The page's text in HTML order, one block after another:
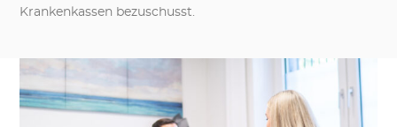
Krankenkassen bezuschusst.